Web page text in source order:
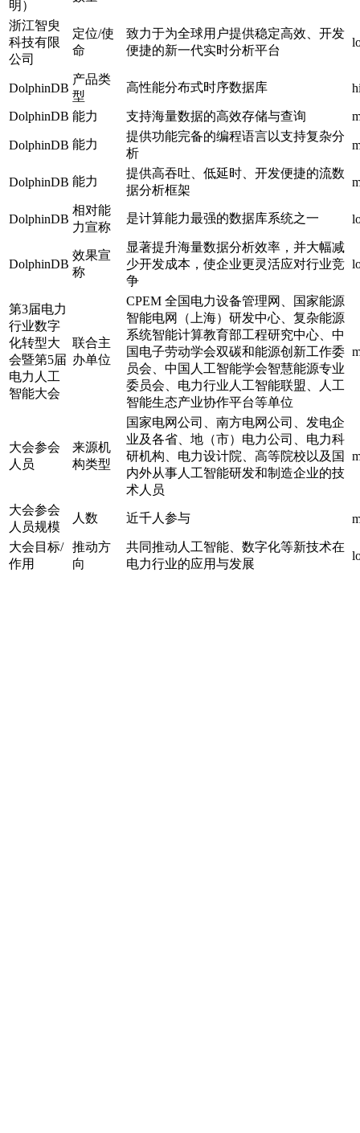
明）
浙江智臾
科技有限
公司
定位/使
命
致力于为全球用户提供稳定高效、开发
便捷的新一代实时分析平台
DolphinDB
产品类
型
高性能分布式时序数据库
DolphinDB 能力 支持海量数据的高效存储与查询
DolphinDB 能力
提供功能完备的编程语言以支持复杂分
析
DolphinDB 能力
提供高吞吐、低延时、开发便捷的流数
据分析框架
DolphinDB
相对能
力宣称
是计算能力最强的数据库系统之一
DolphinDB
效果宣
称
显著提升海量数据分析效率，并大幅减
少开发成本，使企业更灵活应对行业竞
争
第3届电力
行业数字
化转型大
会暨第5届
电力人工
智能大会
联合主
办单位
CPEM 全国电力设备管理网、国家能源
智能电网（上海）研发中心、复杂能源
系统智能计算教育部工程研究中心、中
国电子劳动学会双碳和能源创新工作委
员会、中国人工智能学会智慧能源专业
委员会、电力行业人工智能联盟、人工
智能生态产业协作平台等单位
大会参会
人员
来源机
构类型
国家电网公司、南方电网公司、发电企
业及各省、地（市）电力公司、电力科
研机构、电力设计院、高等院校以及国
内外从事人工智能研发和制造企业的技
术人员
大会参会
人员规模
人数 近千人参与
大会目标/
作用
推动方
向
共同推动人工智能、数字化等新技术在
电力行业的应用与发展